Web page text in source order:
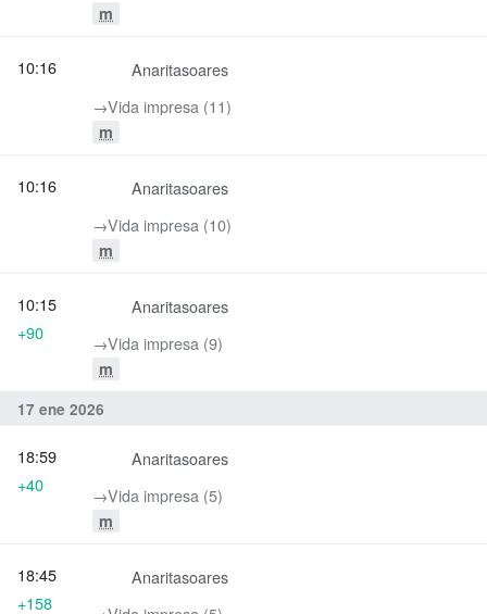
m
Anaritasoares
→‎Vida impresa (11)
m
10:16
Anaritasoares
→‎Vida impresa (10)
m
10:16
Anaritasoares
→‎Vida impresa (9)
m
10:15
+90
17 ene 2026
Anaritasoares
→‎Vida impresa (5)
m
18:59
+40
Anaritasoares
18:45
+158